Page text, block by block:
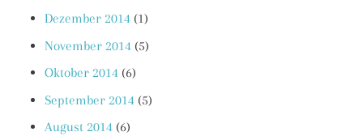
Dezember 2014 (1)
November 2014 (5)
Oktober 2014 (6)
September 2014 (5)
August 2014 (6)